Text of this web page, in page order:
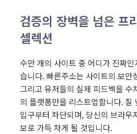
검증의 장벽을 넘은 프
셀렉션
수만 개의 사이트 중 어디가 진짜
습니다. 빠른주소는 사이트의 보안
그리고 유저들의 실제 피드백을 수
의 플랫폼만을 리스트업합니다. 질
입구부터 차단되며, 당신의 브라우
보로 가득 차게 될 것입니다.